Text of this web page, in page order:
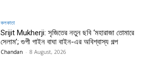
কলকাতা
Srijit Mukherji: সৃজিতের নতুন ছবি ‘মহারাজা তোমারে
সেলাম’; গুপী গাইন বাঘা বাইন-এর অবিশ্বাস্য গল্প
Chandan - 8 August, 2026